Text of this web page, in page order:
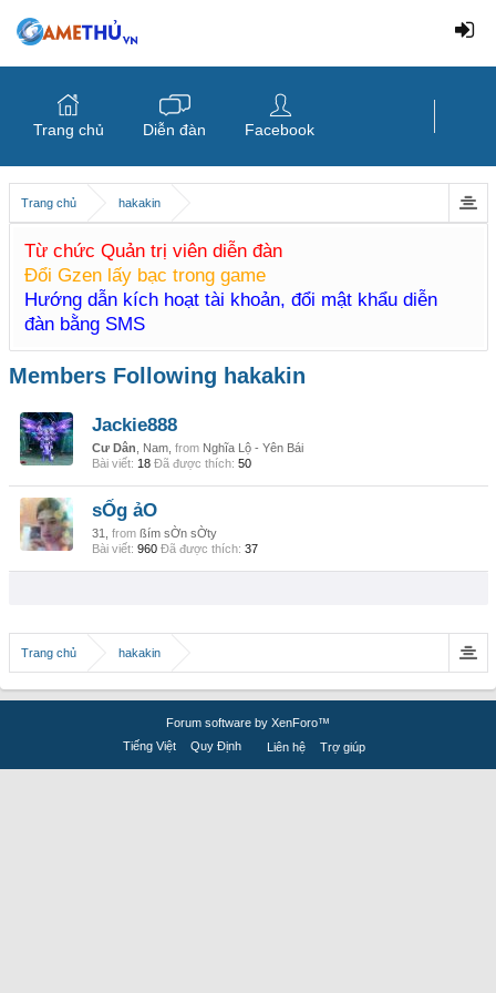
Trang chủ hakakin
Từ chức Quản trị viên diễn đàn
Đổi Gzen lấy bạc trong game
Hướng dẫn kích hoạt tài khoản, đổi mật khẩu diễn
đàn bằng SMS
Members Following hakakin
Jackie888
Cư Dân , Nam, from Nghĩa Lộ - Yên Bái
Bài viết: 18 Đã được thích: 50
sỐg ảO
31, from ßím sỜn sỜty
Bài viết: 960 Đã được thích: 37
Trang chủ hakakin
Trang chủ Diễn đàn Facebook
Forum software by XenForo™
Tiếng Việt
Quy Định Liên hệ Trợ giúp